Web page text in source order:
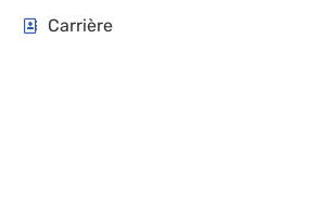
Carrière